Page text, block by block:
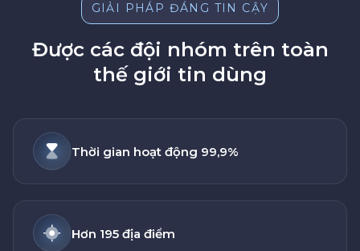
GIẢI PHÁP ĐÁNG TIN CẬY
Được các đội nhóm trên toàn
thế giới tin dùng
Thời gian hoạt động 99,9%
Hơn 195 địa điểm